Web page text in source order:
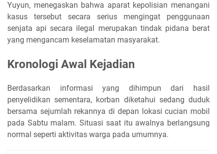
Yuyun, menegaskan bahwa aparat kepolisian menangani
kasus tersebut secara serius mengingat penggunaan
senjata api secara ilegal merupakan tindak pidana berat
yang mengancam keselamatan masyarakat.
Kronologi Awal Kejadian
Berdasarkan informasi yang dihimpun dari hasil
penyelidikan sementara, korban diketahui sedang duduk
bersama sejumlah rekannya di depan lokasi cucian mobil
pada Sabtu malam. Situasi saat itu awalnya berlangsung
normal seperti aktivitas warga pada umumnya.